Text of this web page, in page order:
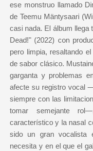
ese monstruo llamado
de Teemu Mäntysaari
casi nada. El álbum
Dead!" (2022) con
pero limpia, resaltando
de sabor clásico.
garganta y problemas
afecte su registro vocal
siempre con las
tomar semejante
característico y la nasal
sido un gran vocalista
necesita y en el que el